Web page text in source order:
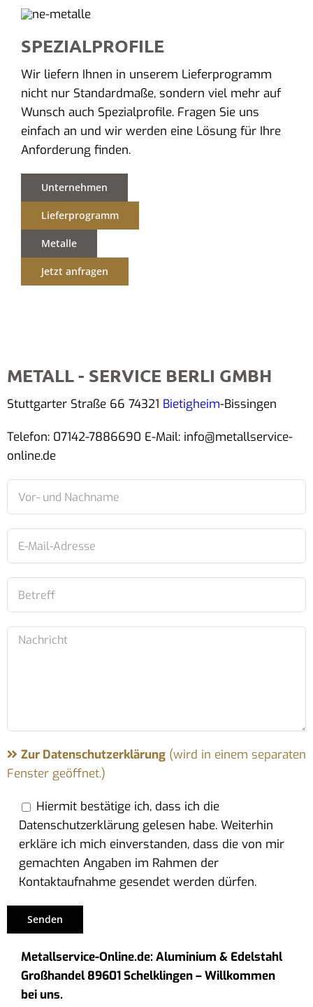
SPEZIALPROFILE
Wir liefern Ihnen in unserem Lieferprogramm
nicht nur Standardmaße, sondern viel mehr auf
Wunsch auch Spezialprofile. Fragen Sie uns
einfach an und wir werden eine Lösung für Ihre
Anforderung finden.
Unternehmen
Lieferprogramm
Metalle
Jetzt anfragen
METALL - SERVICE BERLI GMBH
Stuttgarter Straße 66 74321 Bietigheim-Bissingen
Telefon: 07142-7886690 E-Mail: info@metallservice-
online.de
Zur Datenschutzerklärung(wird in einem separaten
Fenster geöffnet.)
Hiermit bestätige ich, dass ich die
Datenschutzerklärung gelesen habe. Weiterhin
erkläre ich mich einverstanden, dass die von mir
gemachten Angaben im Rahmen der
Kontaktaufnahme gesendet werden dürfen.
Metallservice-Online.de: Aluminium & Edelstahl
Großhandel 89601 Schelklingen – Willkommen
bei uns.